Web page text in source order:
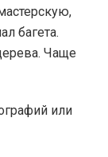
багета.
Чаще
или